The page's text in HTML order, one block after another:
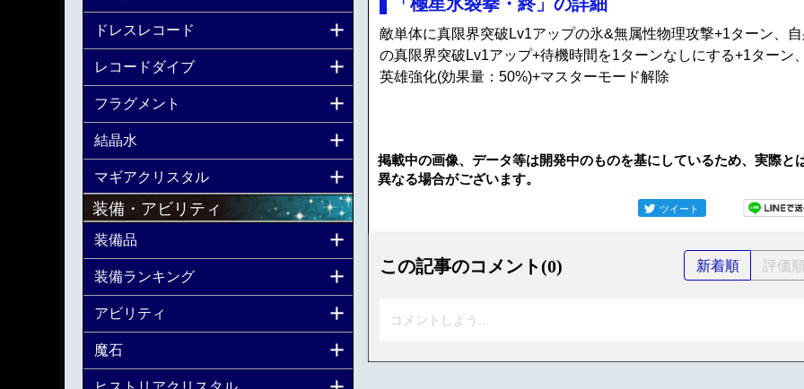
敵単体に真限界突破Lv1アップの氷&無属性物理攻撃+1ターン、
の真限界突破Lv1アップ+待機時間を1ターンなしにする+1ターン、
英雄強化(効果量：50%)+マスターモード解除
掲載中の画像、データ等は開発中のものを基にしているため、実際と
異なる場合がございます。
ツイート
この記事のコメント(0) 新着順 評価順
コメントしよう...
ドレスレコード
レコードダイブ
フラグメント
結晶水
マギアクリスタル
装備・アビリティ
装備品
装備ランキング
アビリティ
魔石